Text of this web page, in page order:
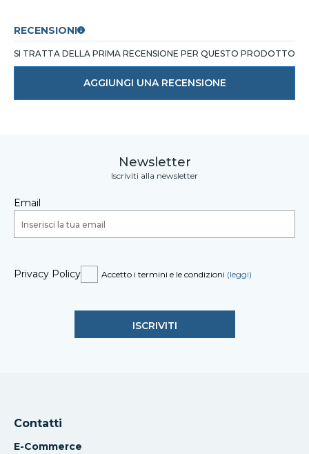
RECENSIONI
SI TRATTA DELLA PRIMA RECENSIONE PER QUESTO PRODOTTO
AGGIUNGI UNA RECENSIONE
Newsletter
Iscriviti alla newsletter
Email
Privacy Policy Accetto i termini e le condizioni (leggi)
Contatti
E-Commerce